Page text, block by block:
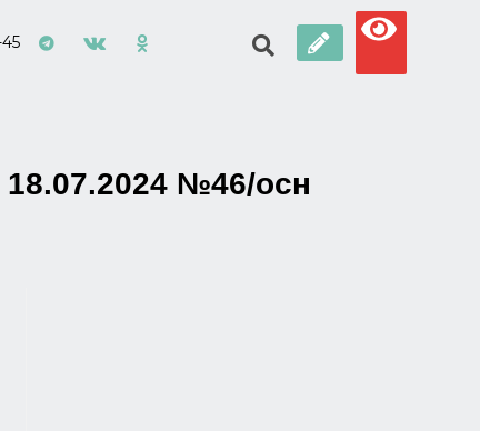
18.07.2024 №46/осн